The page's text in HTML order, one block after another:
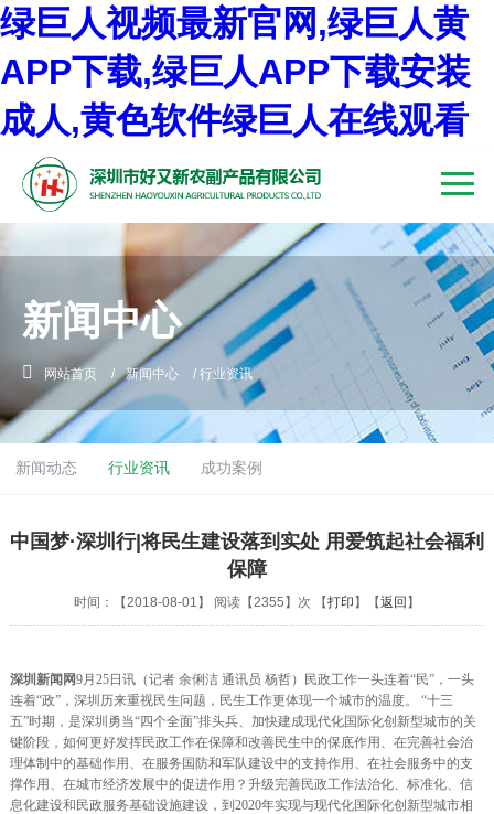
绿巨人视频最新官网,绿巨人黄
APP下载,绿巨人APP下载安装
成人,黄色软件绿巨人在线观看
新闻中心
网站首页 / 新闻中心 / 行业资讯
新闻动态 行业资讯 成功案例
中国梦·深圳行|将民生建设落到实处 用爱筑起社会福利
保障
时间：【2018-08-01】 阅读【2355】次 【打印 】【返回 】
深圳新闻网9月25日讯（记者 余俐洁 通讯员 杨哲）民政工作一头连着“民”，一头
连着“政”，深圳历来重视民生问题，民生工作更体现一个城市的温度。 “十三
五”时期，是深圳勇当“四个全面”排头兵、加快建成现代化国际化创新型城市的关
键阶段，如何更好发挥民政工作在保障和改善民生中的保底作用、在完善社会治
理体制中的基础作用、在服务国防和军队建设中的支持作用、在社会服务中的支
撑作用、在城市经济发展中的促进作用？升级完善民政工作法治化、标准化、信
息化建设和民政服务基础设施建设，到2020年实现与现代化国际化创新型城市相